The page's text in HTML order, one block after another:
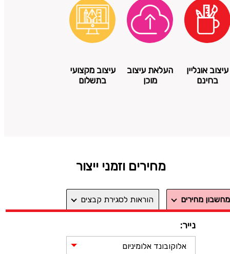
עיצוב אונליין
בחינם
העלאת עיצוב
מוכן
עיצוב מקצועי
בתשלום
מחירים וזמני ייצור
מחשבון מחירים הוראות לסגירת קבצים
נייר:
אלוקובונד אלומיניום